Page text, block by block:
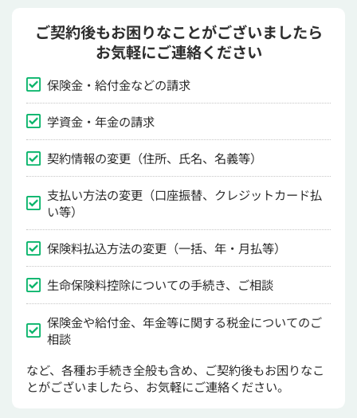
ご契約後もお困りなことがございましたら
お気軽にご連絡ください
保険金・給付金などの請求
学資金・年金の請求
契約情報の変更（住所、氏名、名義等）
支払い方法の変更（口座振替、クレジットカード払
い等）
保険料払込方法の変更（一括、年・月払等）
生命保険料控除についての手続き、ご相談
保険金や給付金、年金等に関する税金についてのご
相談
など、各種お手続き全般も含め、ご契約後もお困りなこ
とがございましたら、お気軽にご連絡ください。